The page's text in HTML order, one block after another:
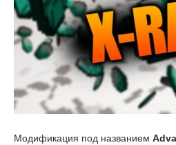
Модификация под названием